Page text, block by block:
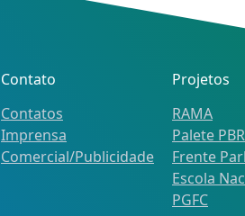
Contato
Contatos
Imprensa
Comercial/Publicidade
Projetos
RAMA
Palete PBR
Frente
Escola
PGFC